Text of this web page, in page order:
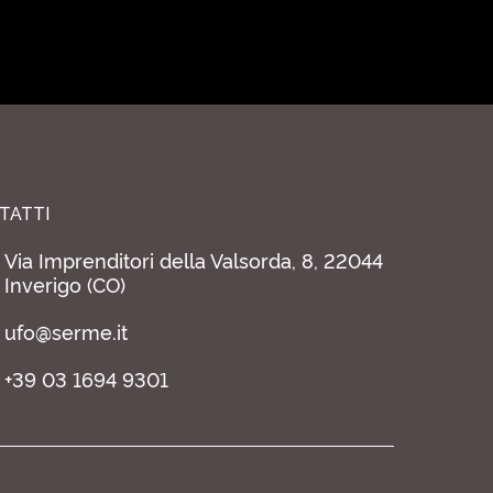
Via Imprenditori della Valsorda, 8, 22044
Inverigo (CO)
ufo@serme.it
+39 03 1694 9301